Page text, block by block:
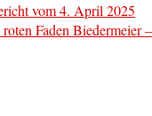
vom 4. April 2025
Faden